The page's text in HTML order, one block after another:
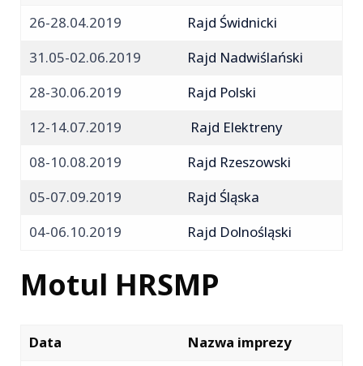
26-28.04.2019
Rajd Świdnicki
31.05-02.06.2019
Rajd Nadwiślański
28-30.06.2019
Rajd Polski
12-14.07.2019
Rajd Elektreny
08-10.08.2019
Rajd Rzeszowski
05-07.09.2019
Rajd Śląska
04-06.10.2019
Rajd Dolnośląski
Motul HRSMP
Data Nazwa imprezy